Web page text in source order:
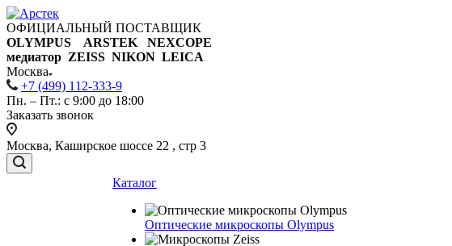
ОФИЦИАЛЬНЫЙ ПОСТАВЩИК
OLYMPUS ARSTEK NEXCOPE
медиатор ZEISS NIKON LEICA
Москва
+7 (499) 112-333-9
Пн. – Пт.: с 9:00 до 18:00
Заказать звонок
Москва, Каширское шоссе 22 , стр 3
Каталог
Оптические микроскопы Olympus